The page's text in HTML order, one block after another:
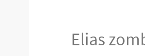
Elias